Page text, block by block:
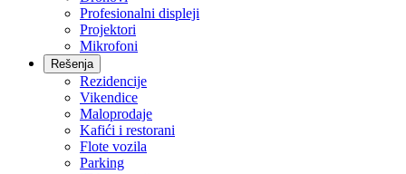
Profesionalni displeji
Projektori
Mikrofoni
Rešenja
Rezidencije
Vikendice
Maloprodaje
Kafići i restorani
Flote vozila
Parking